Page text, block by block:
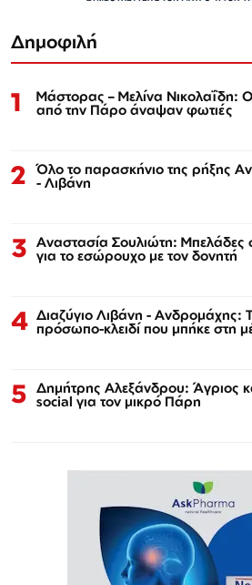
Δημοφιλή
1 Μάστορας – Μελίνα Νικολαΐδη:
από την Πάρο άναψαν φωτιές
2 Όλο το παρασκήνιο της ρήξης
- Λιβάνη
3 Αναστασία Σουλιώτη: Μπελάδες
για το εσώρουχο με τον δονητή
4 Διαζύγιο Λιβάνη - Ανδρομάχης:
πρόσωπο-κλειδί που μπήκε στη
5 Δημήτρης Αλεξάνδρου: Άγριος
social για τον μικρό Πάρη